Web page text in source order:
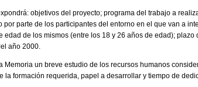
objetivos del proyecto; programa del trabajo a
por parte de los participantes del entorno en el que van a
edad de los mismos (entre los 18 y 26 años de edad);
año 2000.
Memoria un breve estudio de los recursos humanos
la formación requerida, papel a desarrollar y tiempo de